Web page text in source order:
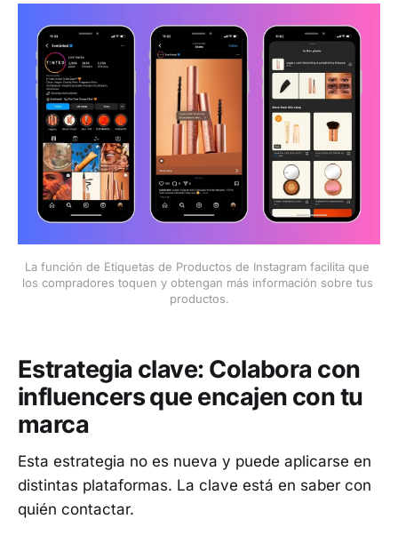
La función de Etiquetas de Productos de Instagram facilita que
los compradores toquen y obtengan más información sobre tus
productos.
Estrategia clave: Colabora con
influencers que encajen con tu
marca
Esta estrategia no es nueva y puede aplicarse en
distintas plataformas. La clave está en saber con
quién contactar.